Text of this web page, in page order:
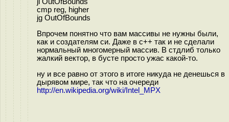
cmp reg, higher
jg OutOfBounds
Впрочем понятно что вам массивы не нужны были,
как и создателям си. Даже в с++ так и не сделали
нормальный многомерный массив. В стдлиб только
жалкий вектор, в бусте просто ужас какой-то.
ну и все равно от этого в итоге никуда не денешься в
дырявом мире, так что на очереди
http://en.wikipedia.org/wiki/Intel_MPX